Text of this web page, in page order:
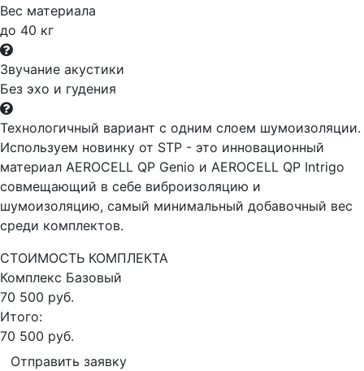
Вес материала
до 40 кг
Звучание акустики
Без эхо и гудения
Технологичный вариант с одним слоем шумоизоляции.
Используем новинку от STP - это инновационный
материал AEROCELL QP Genio и AEROCELL QP Intrigo
совмещающий в себе виброизоляцию и
шумоизоляцию, самый минимальный добавочный вес
среди комплектов.
СТОИМОСТЬ КОМПЛЕКТА
Комплекс Базовый
70 500 руб.
Итого:
70 500 руб.
Отправить заявку